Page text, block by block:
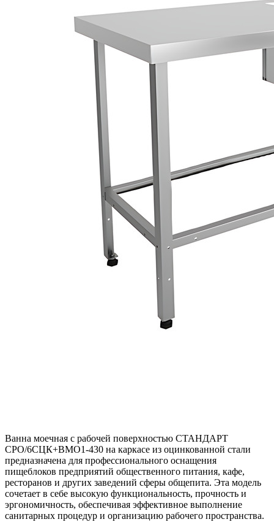
Ванна моечная с рабочей поверхностью СТАНДАРТ
СРО/6СЦК+ВМО1-430 на каркасе из оцинкованной стали
предназначена для профессионального оснащения
пищеблоков предприятий общественного питания, кафе,
ресторанов и других заведений сферы общепита. Эта модель
сочетает в себе высокую функциональность, прочность и
эргономичность, обеспечивая эффективное выполнение
санитарных процедур и организацию рабочего пространства.